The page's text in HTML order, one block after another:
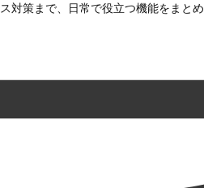
対策まで、日常で役立つ機能をまと